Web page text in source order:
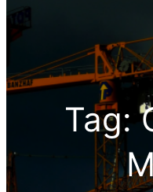
Tag: